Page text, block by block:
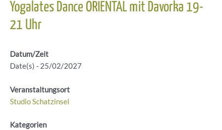
Yogalates Dance ORIENTAL mit Davorka 19-
21 Uhr
Datum/Zeit
Date(s) - 25/02/2027
Veranstaltungsort
Studio Schatzinsel
Kategorien